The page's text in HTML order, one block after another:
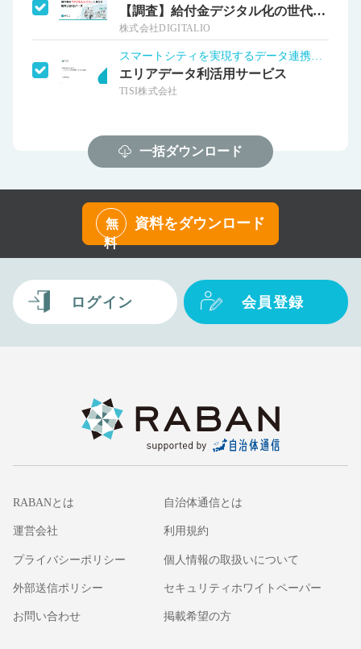
【調査】給付金デジタル化の世代別ニーズ
株式会社DIGITALIO
エリアデータ利活用サービス
TISI株式会社
一括ダウンロード
無
料
資料をダウンロード
ログイン 会員登録
RABANとは 自治体通信とは
運営会社 利用規約
プライバシーポリシー 個人情報の取扱いについて
外部送信ポリシー セキュリティホワイトペーパー
お問い合わせ 掲載希望の方